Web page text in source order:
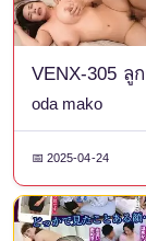
oda mako
📅 2025-04-24